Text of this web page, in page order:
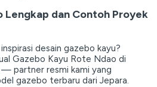
Lengkap dan Contoh Proyek
desain gazebo kayu?
Gazebo Kayu Rote Ndao di
— partner resmi kami yang
gazebo terbaru dari Jepara.